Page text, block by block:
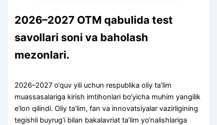
2026–2027 OTM qabulida test
savollari soni va baholash
mezonlari.
2026–2027 o‘quv yili uchun respublika oliy ta’lim
muassasalariga kirish imtihonlari bo‘yicha muhim yangilik
e’lon qilindi. Oliy ta’lim, fan va innovatsiyalar vazirligining
tegishli buyrug‘i bilan bakalavriat ta’lim yo‘nalishlariga